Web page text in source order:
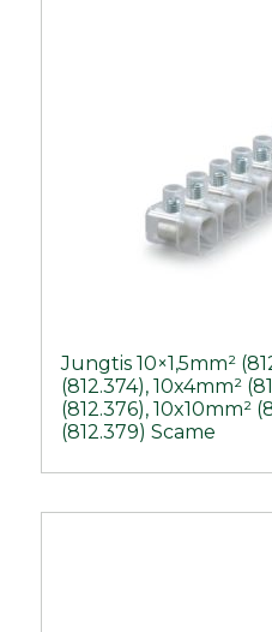
Jungtis 10×1,5mm²
(812.374), 10x4mm²
(812.376), 10x10mm²
(812.379) Scame